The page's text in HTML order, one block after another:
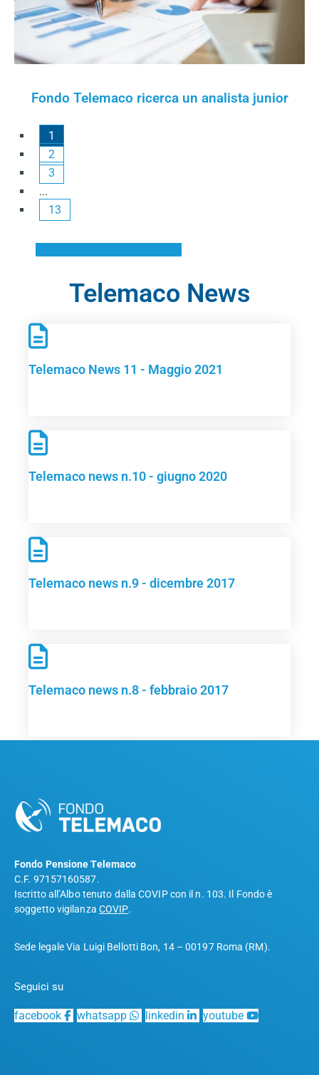
Fondo Telemaco ricerca un analista junior
1
2
3
...
13
Telemaco News
Telemaco News 11 - Maggio 2021
Telemaco news n.10 - giugno 2020
Telemaco news n.9 - dicembre 2017
Telemaco news n.8 - febbraio 2017
Fondo Pensione Telemaco
C.F. 97157160587.
Iscritto all’Albo tenuto dalla COVIP con il n. 103. Il Fondo è
soggetto vigilanza COVIP.
Sede legale Via Luigi Bellotti Bon, 14 – 00197 Roma (RM).
Seguici su
facebook whatsapp linkedin youtube